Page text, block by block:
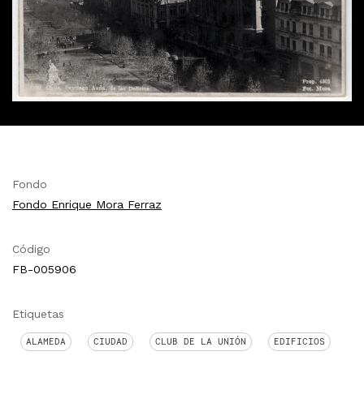
Fondo
Fondo Enrique Mora Ferraz
Código
FB-005906
Etiquetas
ALAMEDA CIUDAD CLUB DE LA UNIÓN EDIFICIOS